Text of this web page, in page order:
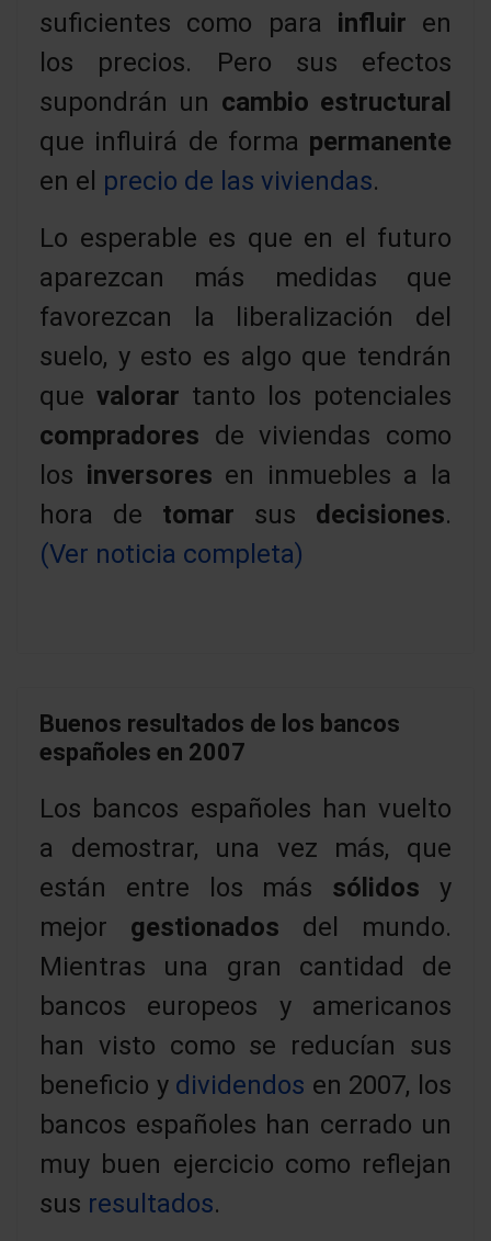
suficientes como para influir en
los precios. Pero sus efectos
supondrán un cambio estructural
que influirá de forma permanente
en el precio de las viviendas.
Lo esperable es que en el futuro
aparezcan más medidas que
favorezcan la liberalización del
suelo, y esto es algo que tendrán
que valorar tanto los potenciales
compradores de viviendas como
los inversores en inmuebles a la
hora de tomar sus decisiones.
(Ver noticia completa)
Buenos resultados de los bancos
españoles en 2007
Los bancos españoles han vuelto
a demostrar, una vez más, que
están entre los más sólidosy
mejor gestionados del mundo.
Mientras una gran cantidad de
bancos europeos y americanos
han visto como se reducían sus
beneficio y dividendos en 2007, los
bancos españoles han cerrado un
muy buen ejercicio como reflejan
sus resultados.